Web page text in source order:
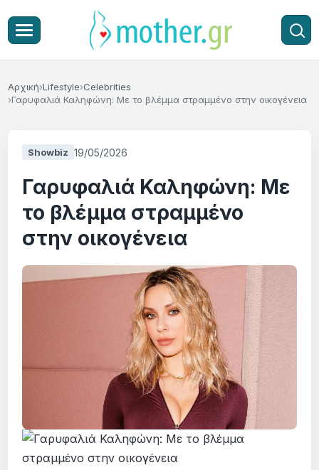
Αρχική Lifestyle Celebrities
Γαρυφαλιά Καληφώνη: Με το βλέμμα στραμμένο στην οικογένεια
Showbiz 19/05/2026
Γαρυφαλιά Καληφώνη: Με
το βλέμμα στραμμένο
στην οικογένεια